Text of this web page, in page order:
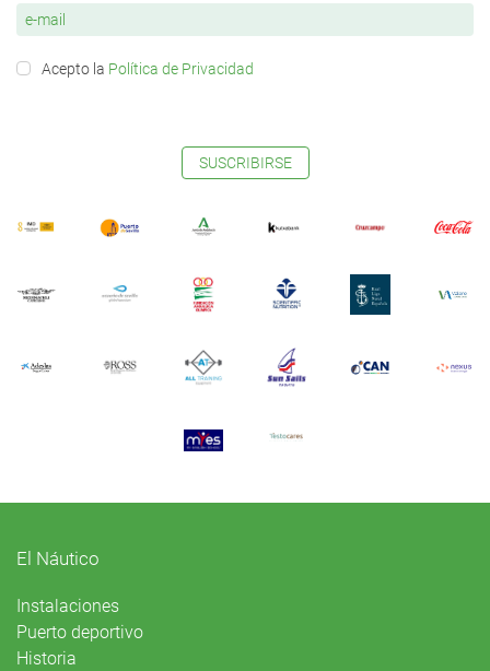
Acepto la Política de Privacidad
SUSCRIBIRSE
El Náutico
Instalaciones
Puerto deportivo
Historia